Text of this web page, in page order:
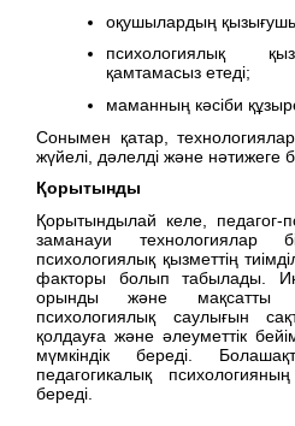
оқушылардың
психологиялық
қамтамасыз етеді;
маманның кәсіби
Сонымен қатар,
жүйелі, дәлелді және нәтижеге
Қорытынды
Қорытындылай келе, педагог-
заманауи технологиялар
психологиялық қызметтің
факторы болып табылады.
орынды және мақсатты
психологиялық саулығын
қолдауға және әлеуметтік
мүмкіндік береді.
педагогикалық
береді.